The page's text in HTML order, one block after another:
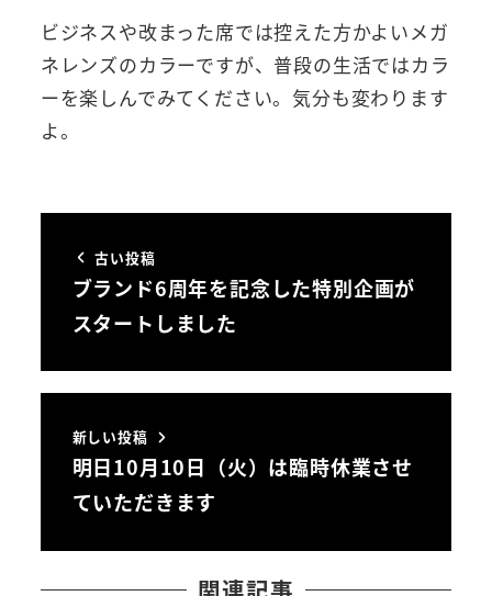
ビジネスや改まった席では控えた方かよいメガ
ネレンズのカラーですが、普段の生活ではカラ
ーを楽しんでみてください。気分も変わります
よ。
古い投稿
ブランド6周年を記念した特別企画が
スタートしました
新しい投稿
明日10月10日（火）は臨時休業させ
ていただきます